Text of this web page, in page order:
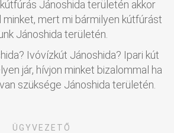
Jánoshida területén akkor
minket, mert mi bármilyen kútfúrást
Jánoshida területén.
Ivóvízkút Jánoshida? Ipari kút
jár, hívjon minket bizalommal ha
szüksége Jánoshida területén.
ÜGYVEZETŐ